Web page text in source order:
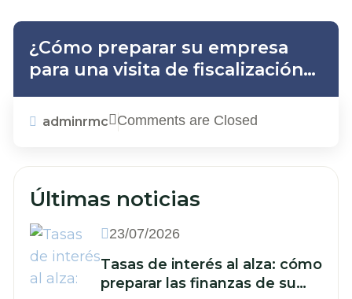
¿Cómo preparar su empresa
para una visita de fiscalización
de la DIAN en 2026?
adminrmc Comments are Closed
Últimas noticias
23/07/2026
Tasas de interés al alza: cómo
preparar las finanzas de su